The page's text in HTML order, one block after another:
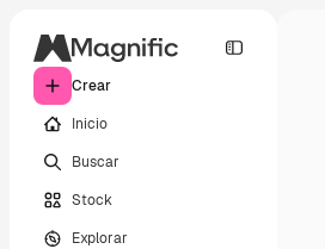
Crear
Inicio
Buscar
Stock
Explorar